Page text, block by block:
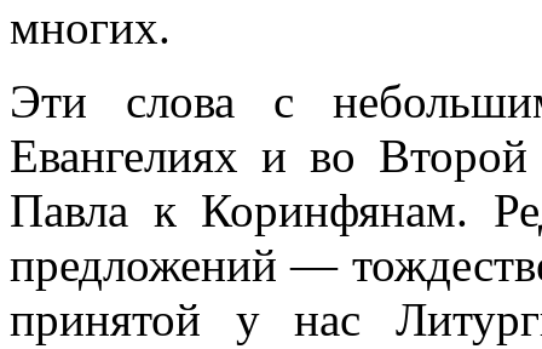
многих.
Эти слова с
Евангелиях и во Второй
Павла к Коринфянам.
предложений —
принятой у нас